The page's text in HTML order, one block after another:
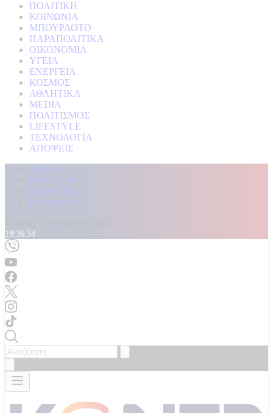
ΠΟΛΙΤΙΚΗ
ΚΟΙΝΩΝΙΑ
ΜΠΟΥΡΛΟΤΟ
ΠΑΡΑΠΟΛΙΤΙΚΑ
ΟΙΚΟΝΟΜΙΑ
ΥΓΕΙΑ
ΕΝΕΡΓΕΙΑ
ΚΟΣΜΟΣ
ΑΘΛΗΤΙΚΑ
MEDIA
ΠΟΛΙΤΙΣΜΟΣ
LIFESTYLE
ΤΕΧΝΟΛΟΓΙΑ
ΑΠΟΨΕΙΣ
Αρχική
Kontra Live
Καταγγελίες
Επικοινωνία
19:36:37